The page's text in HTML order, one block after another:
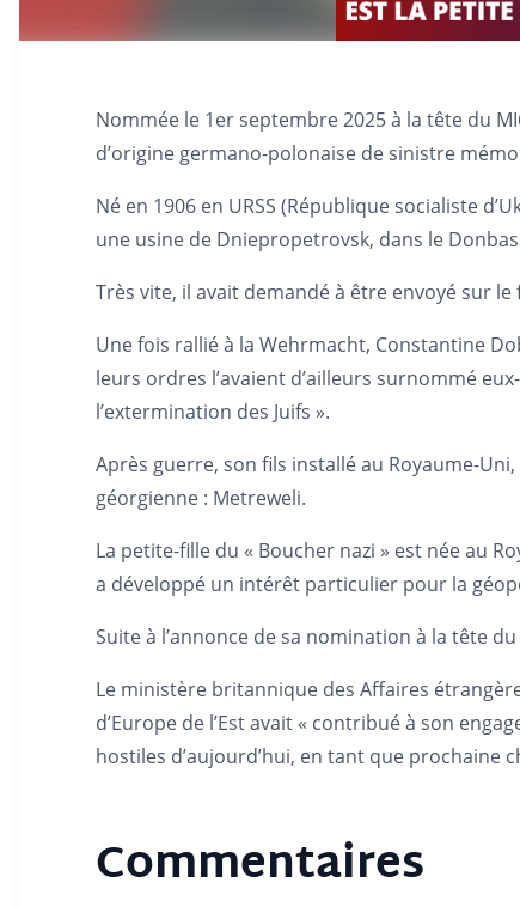
Nommée le 1er septembre 2025 à la tête du
d’origine germano-polonaise de sinistre
Né en 1906 en URSS (République socialiste
une usine de Dniepropetrovsk, dans le
Très vite, il avait demandé à être envoyé sur
Une fois rallié à la Wehrmacht, Constantine
leurs ordres l’avaient d’ailleurs surnommé
l’extermination des Juifs ».
Après guerre, son fils installé au Royaume-
géorgienne : Metreweli.
La petite-fille du « Boucher nazi » est née au
a développé un intérêt particulier pour la
Suite à l’annonce de sa nomination à la tête
Le ministère britannique des Affaires
d’Europe de l’Est avait « contribué à son
hostiles d’aujourd’hui, en tant que prochaine
Commentaires